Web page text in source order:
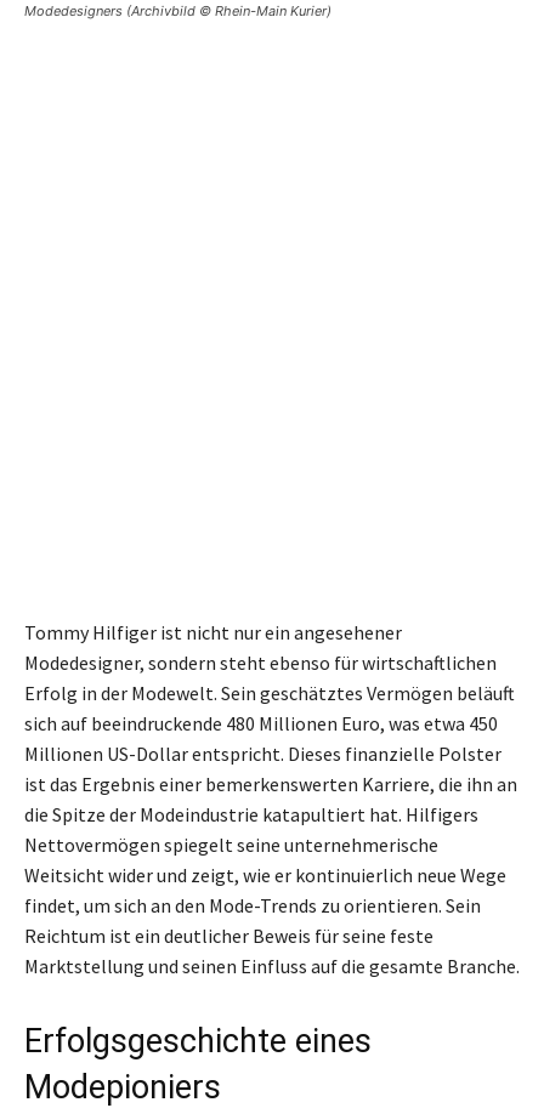
Modedesigners (Archivbild © Rhein-Main Kurier)
Tommy Hilfiger ist nicht nur ein angesehener
Modedesigner, sondern steht ebenso für wirtschaftlichen
Erfolg in der Modewelt. Sein geschätztes Vermögen beläuft
sich auf beeindruckende 480 Millionen Euro, was etwa 450
Millionen US-Dollar entspricht. Dieses finanzielle Polster
ist das Ergebnis einer bemerkenswerten Karriere, die ihn an
die Spitze der Modeindustrie katapultiert hat. Hilfigers
Nettovermögen spiegelt seine unternehmerische
Weitsicht wider und zeigt, wie er kontinuierlich neue Wege
findet, um sich an den Mode-Trends zu orientieren. Sein
Reichtum ist ein deutlicher Beweis für seine feste
Marktstellung und seinen Einfluss auf die gesamte Branche.
Erfolgsgeschichte eines
Modepioniers